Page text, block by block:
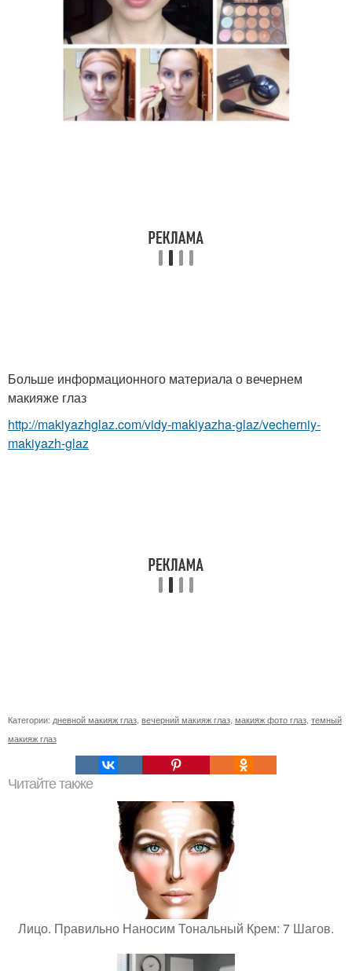
Больше информационного материала о вечернем
макияже глаз
http://makiyazhglaz.com/vidy-makiyazha-glaz/vecherniy-
makiyazh-glaz
Категории: дневной макияж глаз вечерний макияж глаз макияж фото глаз темный
макияж глаз
Читайте также
Лицо. Правильно Наносим Тональный Крем: 7 Шагов.